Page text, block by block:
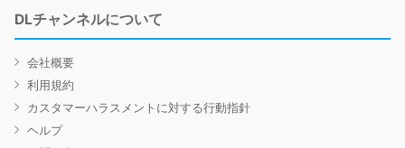
DLチャンネルについて
会社概要
利用規約
カスタマーハラスメントに対する行動指針
ヘルプ